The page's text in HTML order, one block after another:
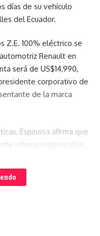
días de su vehículo
del Ecuador.
Z.E. 100% eléctrico se
Renault en
será de US$14,990,
corporativo de
de la marca
Espinosa afirma que
urbano responsable.
horas, con un voltaje
si se carga con 110
kilómetros por hora. La
con una